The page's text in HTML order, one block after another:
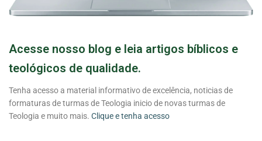
Acesse nosso blog e leia artigos bíblicos e
teológicos de qualidade.
Tenha acesso a material informativo de excelência, noticias de
formaturas de turmas de Teologia inicio de novas turmas de
Teologia e muito mais. Clique e tenha acesso